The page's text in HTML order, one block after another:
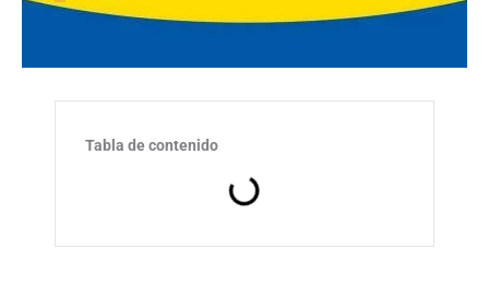
Tabla de contenido